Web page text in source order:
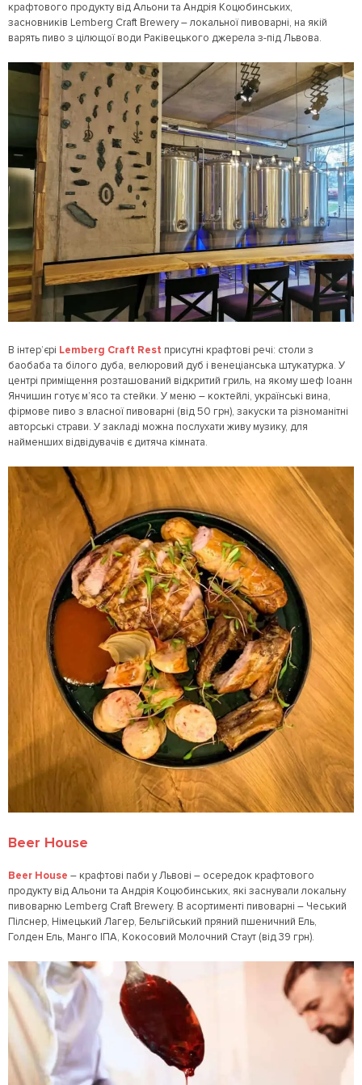
крафтового продукту від Альони та Андрія Коцюбинських,
засновників Lemberg Craft Brewery – локальної пивоварні, на якій
варять пиво з цілющої води Раківецького джерела з-під Львова.
В інтер’єрі Lemberg Craft Rest присутні крафтові речі: столи з
баобаба та білого дуба, велюровий дуб і венеціанська штукатурка. У
центрі приміщення розташований відкритий гриль, на якому шеф Іоанн
Янчишин готує м’ясо та стейки. У меню – коктейлі, українські вина,
фірмове пиво з власної пивоварні (від 50 грн), закуски та різноманітні
авторські страви. У закладі можна послухати живу музику, для
найменших відвідувачів є дитяча кімната.
Beer House
Beer House – крафтові паби у Львові – осередок крафтового
продукту від Альони та Андрія Коцюбинських, які заснували локальну
пивоварню Lemberg Craft Brewery. В асортименті пивоварні – Чеський
Пілснер, Німецький Лагер, Бельгійський пряний пшеничний Ель,
Голден Ель, Манго ІПА, Кокосовий Молочний Стаут (від 39 грн).